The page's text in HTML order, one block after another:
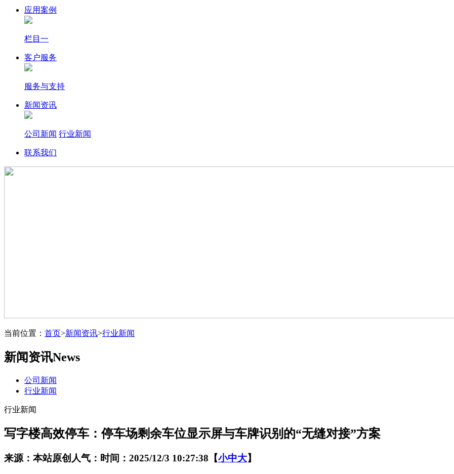
应用案例
栏目一
客户服务
服务与支持
新闻资讯
公司新闻 行业新闻
联系我们
当前位置： 首页>新闻资讯>行业新闻
新闻资讯News
公司新闻
行业新闻
行业新闻
写字楼高效停车：停车场剩余车位显示屏与车牌识别的“无缝对接”方案
来源：本站原创 人气： 时间：2025/12/3 10:27:38 【小中大】